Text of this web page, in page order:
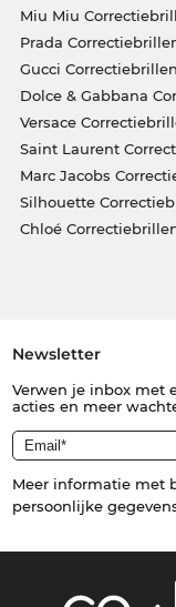
Miu Miu
Prada
Gucci Correctiebrillen
Dolce & Gabbana
Versace
Saint Laurent
Marc Jacobs
Silhouette
Chloé
Newsletter
Verwen je inbox met
acties en meer
Meer informatie met
persoonlijke